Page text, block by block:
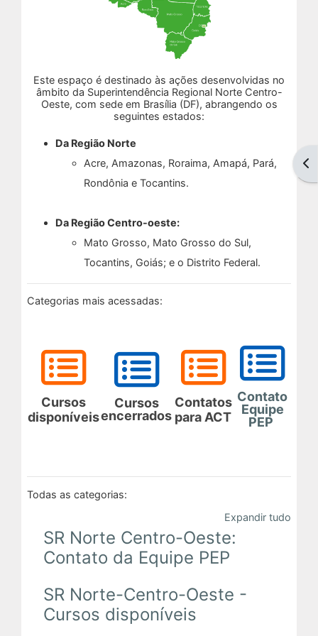
Em Andamento
Espaço das Superintendências
Trilhas de Aprendizagem
Palestras
Próximas
Realizadas
Tutoriais
Comunidades Virtuais
Este espaço é destinado às ações desenvolvidas no
âmbito da Superintendência Regional Norte Centro-
Oeste, com sede em Brasília (DF), abrangendo os
seguintes estados:
Da Região Norte
Acre, Amazonas, Roraima, Amapá, Pará,
Rondônia e Tocantins.
Da Região Centro-oeste:
Mato Grosso, Mato Grosso do Sul,
Tocantins, Goiás; e o Distrito Federal.
Categorias mais acessadas:
Cursos
disponíveis
Cursos
encerrados
Contatos
para ACT
Contato
Equipe
PEP
Todas as categorias:
Expandir tudo
SR Norte Centro-Oeste:
Contato da Equipe PEP
SR Norte-Centro-Oeste -
Cursos disponíveis